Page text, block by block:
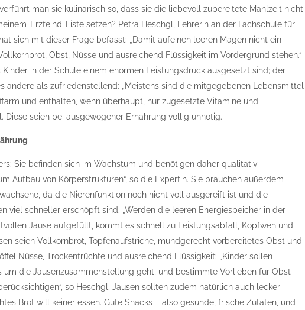
man sie kulinarisch so, dass sie die liebevoll zubereitete Mahlzeit nicht
Erzfeind-Liste setzen? Petra Heschgl, Lehrerin an der Fachschule für
sich mit dieser Frage befasst: „Damit aufeinen leeren Magen nicht ein
Obst, Nüsse und ausreichend Flüssigkeit im Vordergrund stehen.“
Kinder in der Schule einem enormen Leistungsdruck ausgesetzt sind; der
andere als zufriedenstellend: „Meistens sind die mitgegebenen Lebensmittel
und enthalten, wenn überhaupt, nur zugesetzte Vitamine und
Diese seien bei ausgewogener Ernährung völlig unnötig.
Sie befinden sich im Wachstum und benötigen daher qualitativ
Aufbau von Körperstrukturen“, so die Expertin. Sie brauchen außerdem
da die Nierenfunktion noch nicht voll ausgereift ist und die
viel schneller erschöpft sind. „Werden die leeren Energiespeicher in der
Jause aufgefüllt, kommt es schnell zu Leistungsabfall, Kopfweh und
seien Vollkornbrot, Topfenaufstriche, mundgerecht vorbereitetes Obst und
Nüsse, Trockenfrüchte und ausreichend Flüssigkeit: „Kinder sollen
um die Jausenzusammenstellung geht, und bestimmte Vorlieben für Obst
so Heschgl. Jausen sollten zudem natürlich auch lecker
Brot will keiner essen. Gute Snacks – also gesunde, frische Zutaten, und